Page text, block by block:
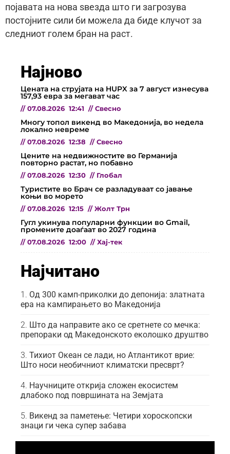
појавата на нова ѕвезда што ги загрозува
постојните сили би можела да биде клучот за
следниот голем бран на раст.
Најново
Цената на струјата на HUPX за 7 август изнесува
157,93 евра за мегават час
// 07.08.2026 12:41 // Свесно
Многу топол викенд во Македонија, во недела
локално невреме
// 07.08.2026 12:38 // Свесно
Цените на недвижностите во Германија
повторно растат, но побавно
// 07.08.2026 12:30 // Глобал
Туристите во Брач се разладуваат со јавање
коњи во морето
// 07.08.2026 12:15 // Жолт Трн
Гугл укинува популарни функции во Gmail,
промените доаѓаат во 2027 година
// 07.08.2026 12:00 // Хај-тек
Најчитано
Од 300 камп-приколки до депонија: златната
ера на кампирањето во Македонија
Што да направите ако се сретнете со мечка:
препораки од Македонското еколошко друштво
Тихиот Океан се лади, но Атлантикот врие:
Што носи необичниот климатски пресврт?
Научниците открија сложен екосистем
длабоко под површината на Земјата
Викенд за паметење: Четири хороскопски
знаци ги чека супер забава